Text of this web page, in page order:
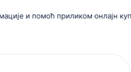
и помоћ приликом онлајн